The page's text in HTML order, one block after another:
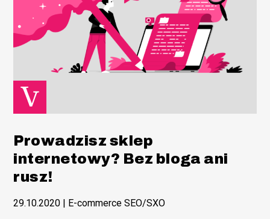
Prowadzisz sklep
internetowy? Bez bloga ani
rusz!
29.10.2020 | E-commerce SEO/SXO